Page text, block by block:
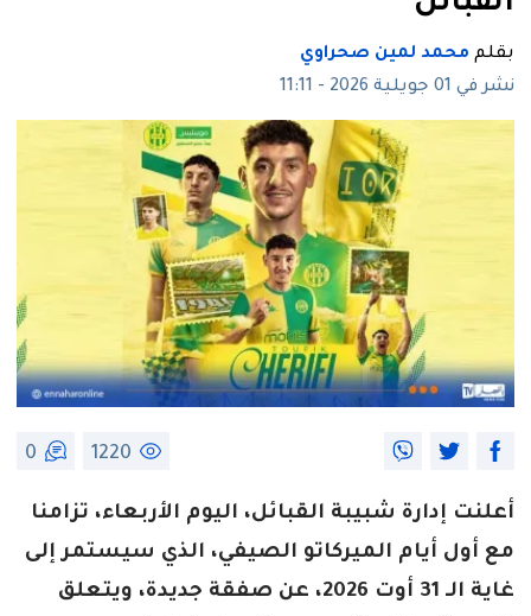
بقلم محمد لمين صحراوي
نشر في 01 جويلية 2026 - 11:11
1220
0
أعلنت إدارة شبيبة القبائل، اليوم الأربعاء، تزامنا
مع أول أيام الميركاتو الصيفي، الذي سيستمر إلى
غاية الـ 31 أوت 2026، عن صفقة جديدة، ويتعلق